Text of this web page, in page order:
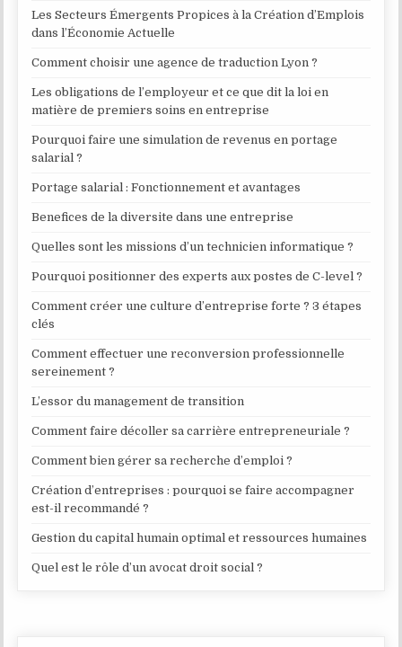
Les Secteurs Émergents Propices à la Création d’Emplois
dans l’Économie Actuelle
Comment choisir une agence de traduction Lyon ?
Les obligations de l’employeur et ce que dit la loi en
matière de premiers soins en entreprise
Pourquoi faire une simulation de revenus en portage
salarial ?
Portage salarial : Fonctionnement et avantages
Benefices de la diversite dans une entreprise
Quelles sont les missions d’un technicien informatique ?
Pourquoi positionner des experts aux postes de C-level ?
Comment créer une culture d’entreprise forte ? 3 étapes
clés
Comment effectuer une reconversion professionnelle
sereinement ?
L’essor du management de transition
Comment faire décoller sa carrière entrepreneuriale ?
Comment bien gérer sa recherche d’emploi ?
Création d’entreprises : pourquoi se faire accompagner
est-il recommandé ?
Gestion du capital humain optimal et ressources humaines
Quel est le rôle d’un avocat droit social ?